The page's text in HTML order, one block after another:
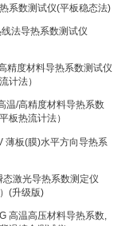
系数测试仪(平板稳态法)
线法导热系数测试仪
精度材料导热系数测试仪
计法）
温/高精度材料导热系数
板热流计法）
薄板(膜)水平方向导热系
态激光导热系数测定仪
(升级版)
高温高压材料导热系数,